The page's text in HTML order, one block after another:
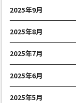
2025年9月
2025年8月
2025年7月
2025年6月
2025年5月